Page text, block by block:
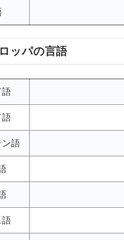
ッパの言語
語
語
ン語
語